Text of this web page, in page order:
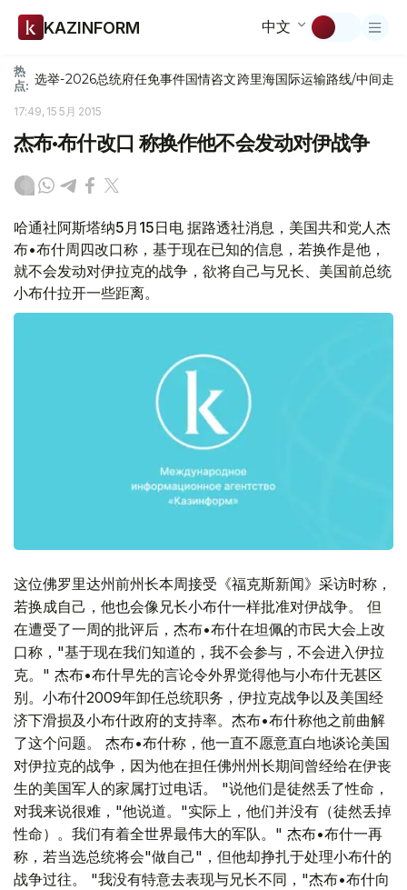
KAZINFORM 中文
热
点: 选举-2026总统府任免事件国情咨文跨里海国际运输路线/中间走廊
17:49, 15 5月 2015
杰布•布什改口 称换作他不会发动对伊战争
哈通社阿斯塔纳5月15日电 据路透社消息，美国共和党人杰
布•布什周四改口称，基于现在已知的信息，若换作是他，
就不会发动对伊拉克的战争，欲将自己与兄长、美国前总统
小布什拉开一些距离。
这位佛罗里达州前州长本周接受《福克斯新闻》采访时称，
若换成自己，他也会像兄长小布什一样批准对伊战争。 但
在遭受了一周的批评后，杰布•布什在坦佩的市民大会上改
口称，"基于现在我们知道的，我不会参与，不会进入伊拉
克。" 杰布•布什早先的言论令外界觉得他与小布什无甚区
别。小布什2009年卸任总统职务，伊拉克战争以及美国经
济下滑损及小布什政府的支持率。杰布•布什称他之前曲解
了这个问题。 杰布•布什称，他一直不愿意直白地谈论美国
对伊拉克的战争，因为他在担任佛州州长期间曾经给在伊丧
生的美国军人的家属打过电话。 "说他们是徒然丢了性命，
对我来说很难，"他说道。"实际上，他们并没有（徒然丢掉
性命）。我们有着全世界最伟大的军队。" 杰布•布什一再
称，若当选总统将会"做自己"，但他却挣扎于处理小布什的
战争过往。 "我没有特意去表现与兄长不同，"杰布•布什向